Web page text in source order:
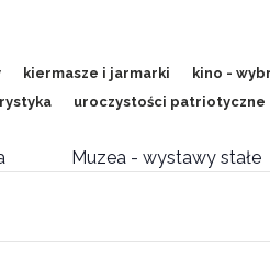
kiermasze i jarmarki kino -
uroczystości patriotyczne
Muzea - wystawy stałe